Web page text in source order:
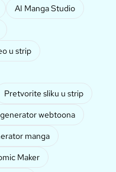
AI Manga Studio
u strip
Pretvorite sliku u strip
webtoona
manga
Maker